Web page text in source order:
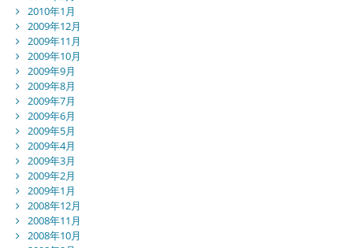
2010年1月
2009年12月
2009年11月
2009年10月
2009年9月
2009年8月
2009年7月
2009年6月
2009年5月
2009年4月
2009年3月
2009年2月
2009年1月
2008年12月
2008年11月
2008年10月